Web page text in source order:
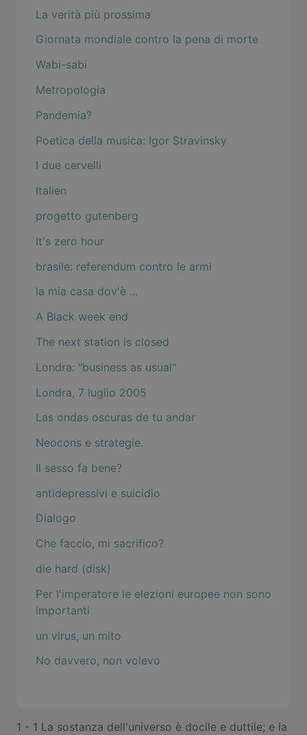
La verità più prossima
Giornata mondiale contro la pena di morte
Wabi-sabi
Metropologia
Pandemia?
Poetica della musica: Igor Stravinsky
I due cervelli
Italien
progetto gutenberg
It's zero hour
brasile: referendum contro le armi
la mia casa dov'è ...
A Black week end
The next station is closed
Londra: "business as usual"
Londra, 7 luglio 2005
Las ondas oscuras de tu andar
Neocons e strategie.
Il sesso fa bene?
antidepressivi e suicidio
Dialogo
Che faccio, mi sacrifico?
die hard (disk)
Per l'imperatore le elezioni europee non sono
importanti
un virus, un mito
No davvero, non volevo
1 - 1 La sostanza dell'universo è docile e duttile; e la